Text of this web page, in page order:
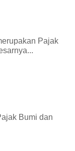
Pajak
Bumi dan